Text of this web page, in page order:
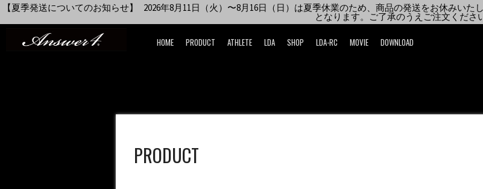
【夏季発送についてのお知らせ】 2026年8月11日（火）〜8月16日（日）は夏季休業のため、商品の発送をお休みい
となります。ご了承のうえご注文くださ
HOME PRODUCT ATHLETE LDA SHOP LDA-RC MOVIE DOWNLOAD
PRODUCT